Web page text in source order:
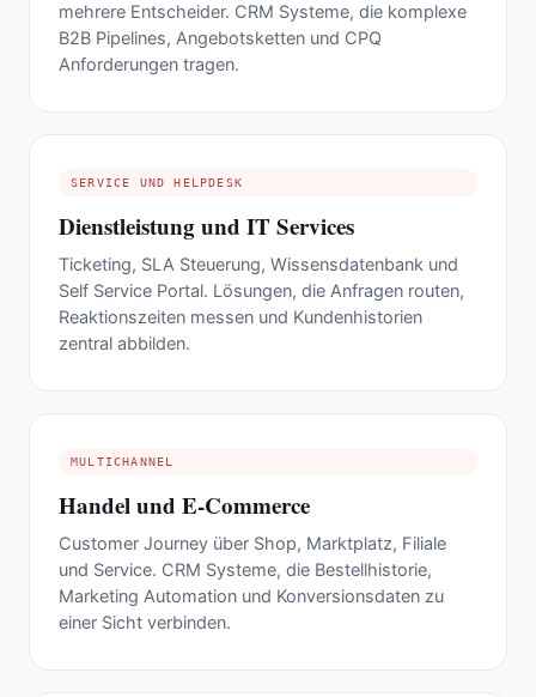
mehrere Entscheider. CRM Systeme, die komplexe
B2B Pipelines, Angebotsketten und CPQ
Anforderungen tragen.
SERVICE UND HELPDESK
Dienstleistung und IT Services
Ticketing, SLA Steuerung, Wissensdatenbank und
Self Service Portal. Lösungen, die Anfragen routen,
Reaktionszeiten messen und Kundenhistorien
zentral abbilden.
MULTICHANNEL
Handel und E-Commerce
Customer Journey über Shop, Marktplatz, Filiale
und Service. CRM Systeme, die Bestellhistorie,
Marketing Automation und Konversionsdaten zu
einer Sicht verbinden.